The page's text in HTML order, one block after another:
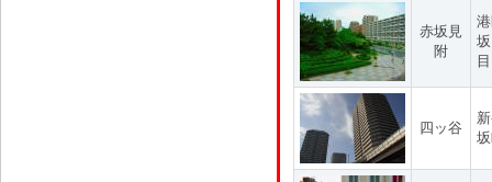
赤坂見
附
目
四ッ谷